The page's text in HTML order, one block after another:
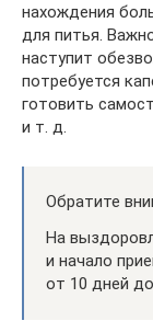
нахождения
для питья.
наступит
потребуется
готовить
и т. д.
Обратите
На
и начало
от 10 дней